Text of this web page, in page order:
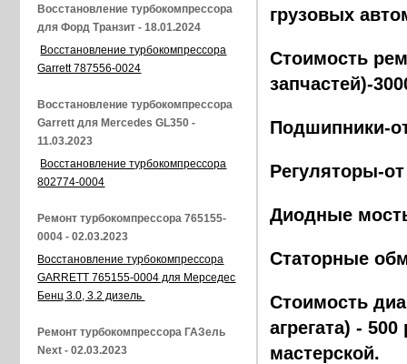
грузовых
Стоимость
запчастей)-
Подшипники-
Регуляторы-
Диодные
Статорные
Стоимость
агрегата) -
мастерской.
Восстановление турбокомпрессора
для Форд Транзит - 18.01.2024
Восстановление турбокомпрессора
Garrett 787556-0024
Восстановление турбокомпрессора
Garrett для Mercedes GL350 -
11.03.2023
Восстановление турбокомпрессора
802774-0004
Ремонт турбокомпрессора 765155-
0004 - 02.03.2023
Восстановление турбокомпрессора
GARRETT 765155-0004 для Мерседес
Бенц 3.0, 3.2 дизель
Ремонт турбокомпрессора ГАЗель
Next - 02.03.2023